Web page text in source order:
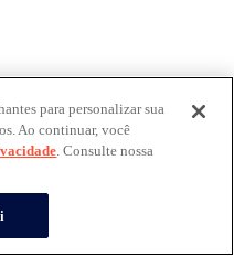
para personalizar sua
Ao continuar, você
. Consulte nossa